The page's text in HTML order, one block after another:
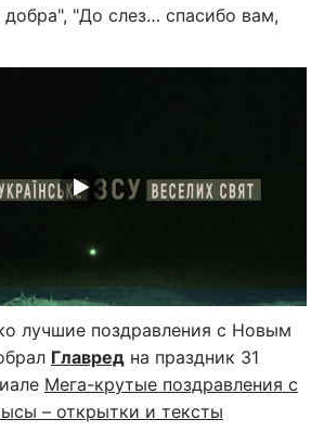
"До слез… спасибо вам,
лучшие поздравления с Новым
Главред на праздник 31
Мега-крутые поздравления с
– открытки и тексты